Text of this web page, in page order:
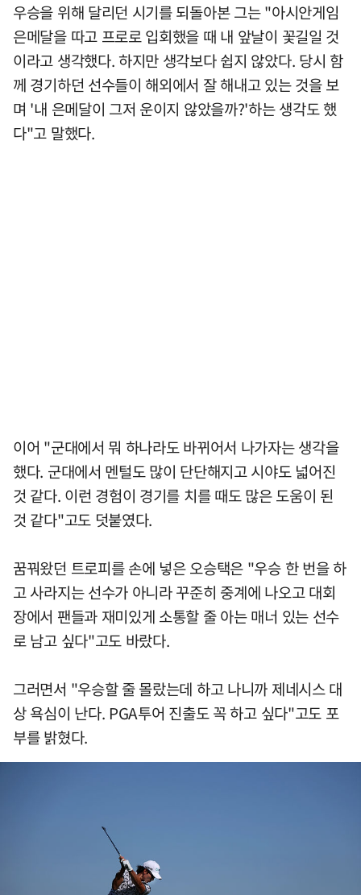
우승을 위해 달리던 시기를 되돌아본 그는 "아시안게임
은메달을 따고 프로로 입회했을 때 내 앞날이 꽃길일 것
이라고 생각했다. 하지만 생각보다 쉽지 않았다. 당시 함
께 경기하던 선수들이 해외에서 잘 해내고 있는 것을 보
며 '내 은메달이 그저 운이지 않았을까?'하는 생각도 했
다"고 말했다.
이어 "군대에서 뭐 하나라도 바뀌어서 나가자는 생각을
했다. 군대에서 멘털도 많이 단단해지고 시야도 넓어진
것 같다. 이런 경험이 경기를 치를 때도 많은 도움이 된
것 같다"고도 덧붙였다.
꿈꿔왔던 트로피를 손에 넣은 오승택은 "우승 한 번을 하
고 사라지는 선수가 아니라 꾸준히 중계에 나오고 대회
장에서 팬들과 재미있게 소통할 줄 아는 매너 있는 선수
로 남고 싶다"고도 바랐다.
그러면서 "우승할 줄 몰랐는데 하고 나니까 제네시스 대
상 욕심이 난다. PGA투어 진출도 꼭 하고 싶다"고도 포
부를 밝혔다.